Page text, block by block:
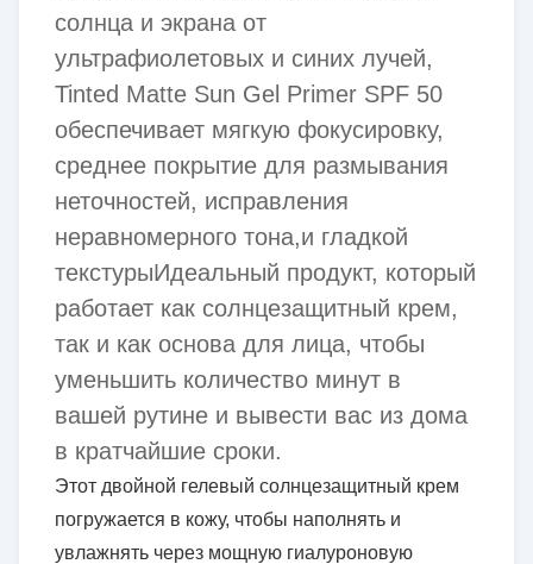
солнца и экрана от
ультрафиолетовых и синих лучей,
Tinted Matte Sun Gel Primer SPF 50
обеспечивает мягкую фокусировку,
среднее покрытие для размывания
неточностей, исправления
неравномерного тона,и гладкой
текстурыИдеальный продукт, который
работает как солнцезащитный крем,
так и как основа для лица, чтобы
уменьшить количество минут в
вашей рутине и вывести вас из дома
в кратчайшие сроки.
Этот двойной гелевый солнцезащитный крем
погружается в кожу, чтобы наполнять и
увлажнять через мощную гиалуроновую